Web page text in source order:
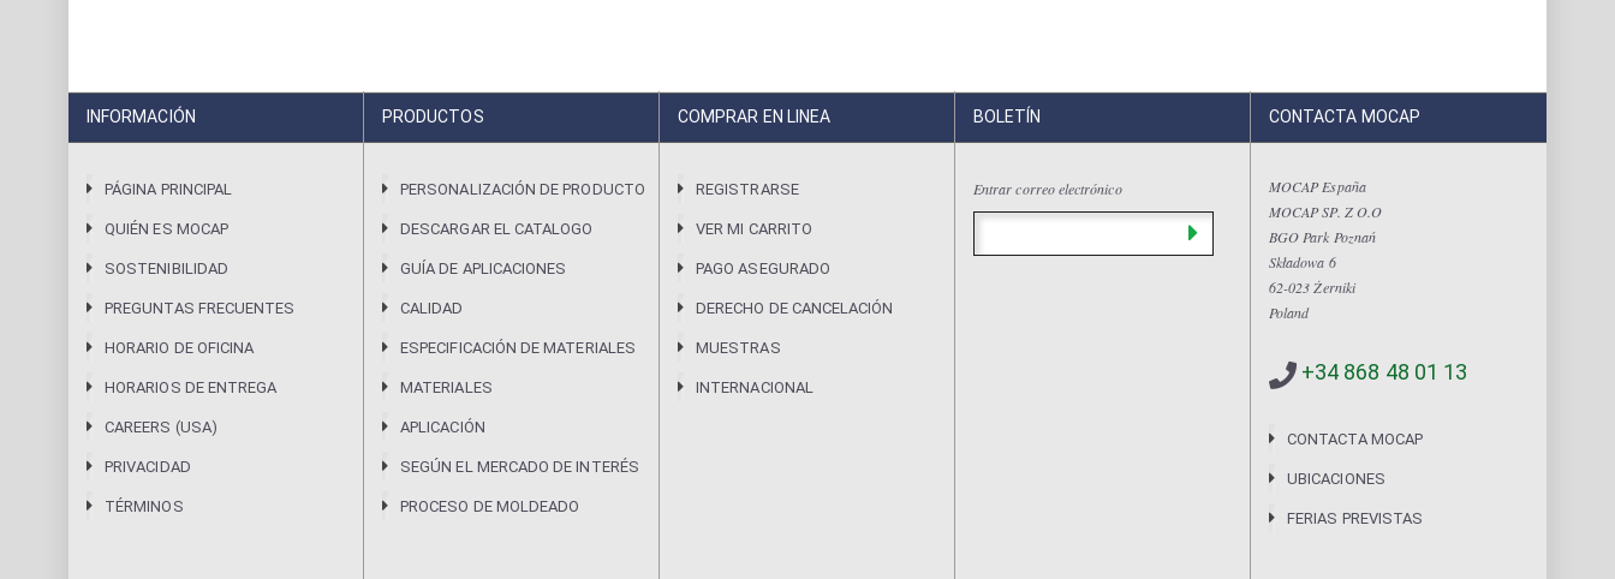
INFORMACIÓN
PÁGINA PRINCIPAL
QUIÉN ES MOCAP
SOSTENIBILIDAD
PREGUNTAS FRECUENTES
HORARIO DE OFICINA
HORARIOS DE ENTREGA
CAREERS (USA)
PRIVACIDAD
TÉRMINOS
PRODUCTOS
PERSONALIZACIÓN DE PRODUCTO
DESCARGAR EL CATALOGO
GUÍA DE APLICACIONES
CALIDAD
ESPECIFICACIÓN DE MATERIALES
MATERIALES
APLICACIÓN
SEGÚN EL MERCADO DE INTERÉS
PROCESO DE MOLDEADO
COMPRAR EN LINEA
REGISTRARSE
VER MI CARRITO
PAGO ASEGURADO
DERECHO DE CANCELACIÓN
MUESTRAS
INTERNACIONAL
BOLETÍN
Entrar correo electrónico
CONTACTA MOCAP
MOCAP España
MOCAP SP. Z O.O
BGO Park Poznań
Składowa 6
62-023 Żerniki
Poland
+34 868 48 01 13
CONTACTA MOCAP
UBICACIONES
FERIAS PREVISTAS